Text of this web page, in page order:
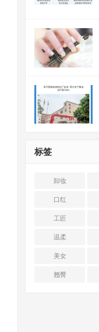
标签
卸妆
口红
工匠
温柔
美女
翘臀